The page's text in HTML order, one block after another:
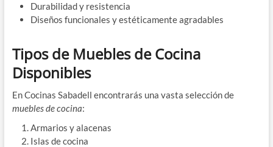
Durabilidad y resistencia
Diseños funcionales y estéticamente agradables
Tipos de Muebles de Cocina
Disponibles
En Cocinas Sabadell encontrarás una vasta selección de
muebles de cocina:
Armarios y alacenas
Islas de cocina